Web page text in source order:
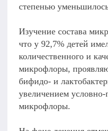
степенью
Изучение состава
что у 92,7% детей
количественного и
микрофлоры,
бифидо- и
увеличением условно-
микрофлоры.